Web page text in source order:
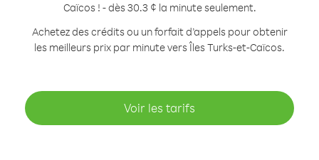
Caïcos ! - dès 30.3 ¢ la minute seulement.
Achetez des crédits ou un forfait d’appels pour obtenir
les meilleurs prix par minute vers Îles Turks-et-Caïcos.
Voir les tarifs